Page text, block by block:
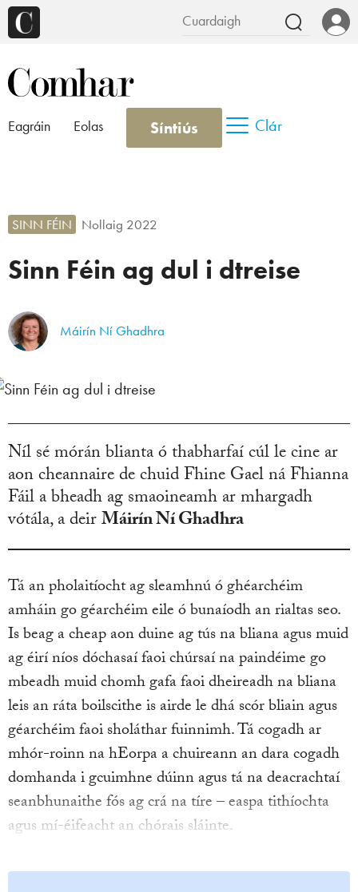
Eagráin Eolas Síntiús Clár
Sinn Féin ag dul i dtreise
SINN FÉIN Nollaig 2022
Máirín Ní Ghadhra
Níl sé mórán blianta ó thabharfaí cúl le cine ar
aon cheannaire de chuid Fhine Gael ná Fhianna
Fáil a bheadh ag smaoineamh ar mhargadh
vótála, a deirMáirín Ní Ghadhra
Tá an pholaitíocht ag sleamhnú ó ghéarchéim
amháin go géarchéim eile ó bunaíodh an rialtas seo.
Is beag a cheap aon duine ag tús na bliana agus muid
ag éirí níos dóchasaí faoi chúrsaí na paindéime go
mbeadh muid chomh gafa faoi dheireadh na bliana
leis an ráta boilscithe is airde le dhá scór bliain agus
géarchéim faoi sholáthar fuinnimh. Tá cogadh ar
mhór-roinn na hEorpa a chuireann an dara cogadh
domhanda i gcuimhne dúinn agus tá na deacrachtaí
seanbhunaithe fós ag crá na tíre – easpa tithíochta
agus mí-éifeacht an chórais sláinte.